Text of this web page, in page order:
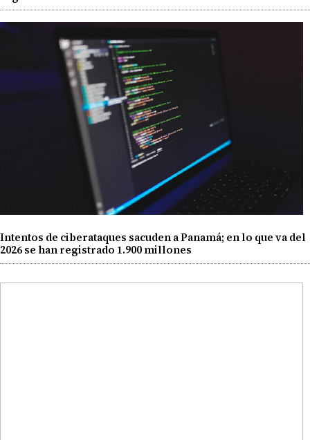
Intentos de ciberataques sacuden a Panamá; en lo que va del
2026 se han registrado 1.900 millones